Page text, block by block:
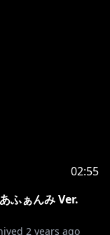
』
02:55
ふぁんみ Ver.
2 years ago